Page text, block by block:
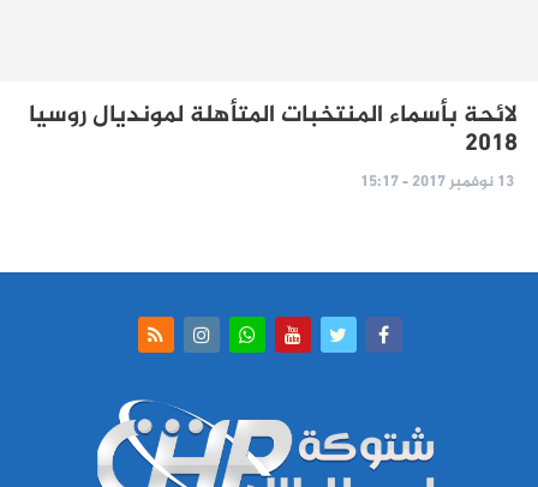
لائحة بأسماء المنتخبات المتأهلة لمونديال روسيا
2018
13 نوفمبر 2017 - 15:17